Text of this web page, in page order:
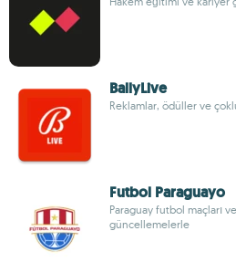
BallyLive
Reklamlar, ödüller ve
Futbol Paraguayo
Paraguay futbol maçları ve
güncellemelerle